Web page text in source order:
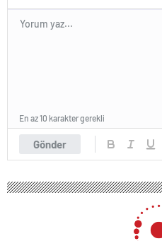
Gönder
En az 10 karakter gerekli